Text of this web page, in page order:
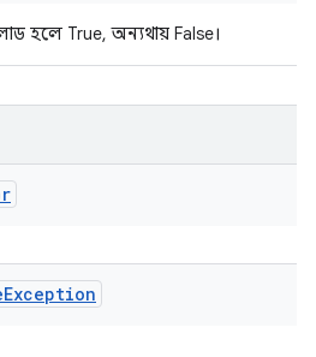
হলে True, অন্যথায় False।
Exception